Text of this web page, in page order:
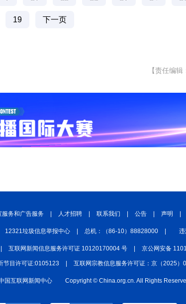
19 下一页
【责任编辑
服务和广告服务 人才招聘 联系我们 公告 声明
12321垃圾信息举报中心 总机：（86-10）88828000
互联网新闻信息服务许可证 10120170004 号 京公网安备
节目许可证:0105123 互联网宗教信息服务许可证：京（2025）
国互联网新闻中心 Copyright © China.org.cn. All Rights